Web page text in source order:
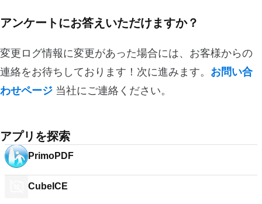
アンケートにお答えいただけますか？
変更ログ情報に変更があった場合には、お客様からの
連絡をお待ちしております！次に進みます。 お問い合
わせページ 当社にご連絡ください。
アプリを探索
PrimoPDF
CubeICE